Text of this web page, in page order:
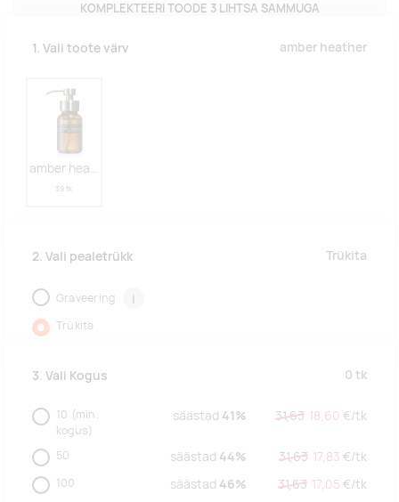
KOMPLEKTEERI TOODE 3 LIHTSA SAMMUGA
1. Vali toote värv amber heather
amber heather
39 tk
2. Vali pealetrükk Trükita
Graveering i
Trükita
3. Vali Kogus 0 tk
10 (min.
kogus)
säästad 41% 31,63 18,60 €/tk
50 säästad 44% 31,63 17,83 €/tk
100 säästad 46% 31,63 17,05 €/tk